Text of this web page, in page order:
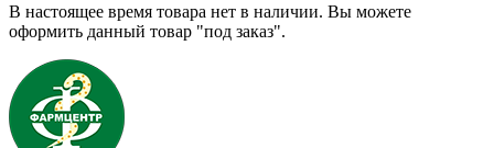
В настоящее время товара нет в наличии. Вы можете
оформить данный товар "под заказ".